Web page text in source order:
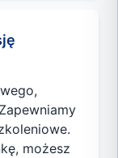
możesz